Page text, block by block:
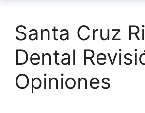
Santa Cruz
Dental
Opiniones